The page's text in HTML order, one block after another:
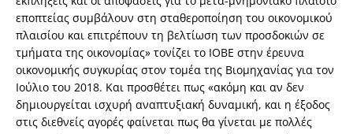
εποπτείας συμβάλουν στη σταθεροποίηση του οικονομικού
πλαισίου και επιτρέπουν τη βελτίωση των προσδοκιών σε
τμήματα της οικονομίας» τονίζει το ΙΟΒΕ στην έρευνα
οικονομικής συγκυρίας στον τομέα της Βιομηχανίας για τον
Ιούλιο του 2018. Και προσθέτει πως «ακόμη και αν δεν
δημιουργείται ισχυρή αναπτυξιακή δυναμική, και η έξοδος
στις διεθνείς αγορές φαίνεται πως θα γίνεται με πολλές